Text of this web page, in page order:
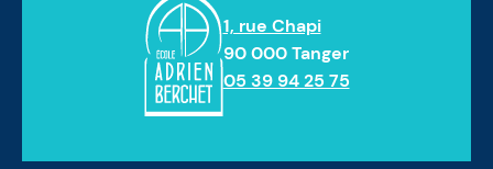
1, rue Chapi
90 000 Tanger
05 39 94 25 75